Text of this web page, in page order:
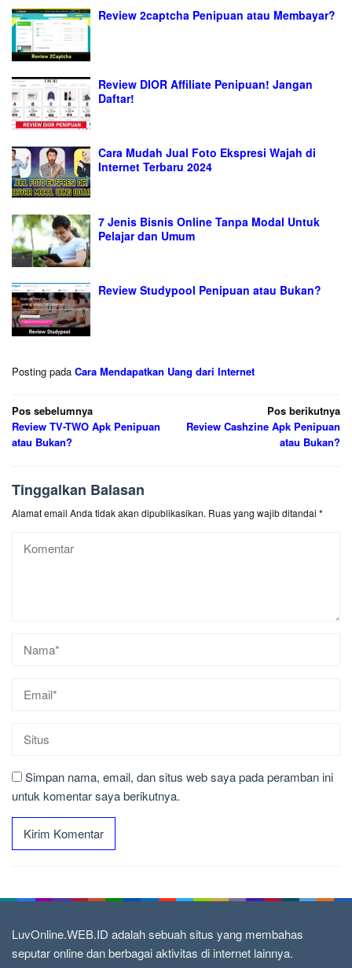
Review 2captcha Penipuan atau Membayar?
Review DIOR Affiliate Penipuan! Jangan
Daftar!
Cara Mudah Jual Foto Ekspresi Wajah di
Internet Terbaru 2024
7 Jenis Bisnis Online Tanpa Modal Untuk
Pelajar dan Umum
Review Studypool Penipuan atau Bukan?
Posting pada Cara Mendapatkan Uang dari Internet
Navigasi
pos
Pos sebelumnya
Review TV-TWO Apk Penipuan
atau Bukan?
Pos berikutnya
Review Cashzine Apk Penipuan
atau Bukan?
Tinggalkan Balasan
Alamat email Anda tidak akan dipublikasikan. Ruas yang wajib ditandai *
Simpan nama, email, dan situs web saya pada peramban ini
untuk komentar saya berikutnya.
LuvOnline.WEB.ID adalah sebuah situs yang membahas
seputar online dan berbagai aktivitas di internet lainnya.